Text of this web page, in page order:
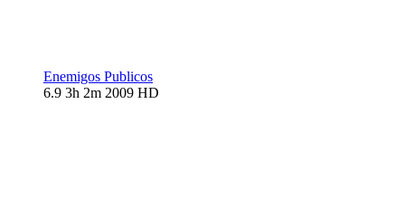
Enemigos Publicos
6.9 3h 2m 2009 HD